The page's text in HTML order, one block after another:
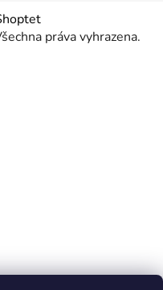
práva vyhrazena.